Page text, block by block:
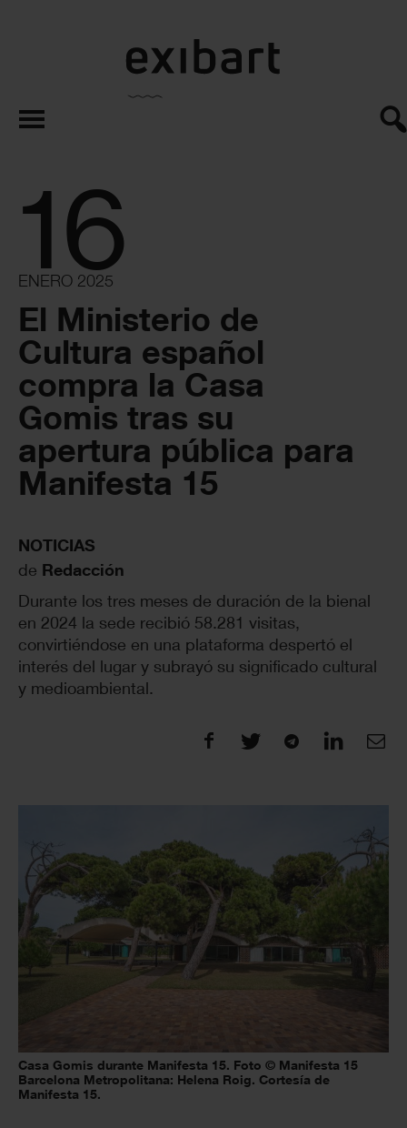
exibart.es
16
ENERO 2025
El Ministerio de
Cultura español
compra la Casa
Gomis tras su
apertura pública para
Manifesta 15
NOTICIAS
de Redacción
Durante los tres meses de duración de la bienal
en 2024 la sede recibió 58.281 visitas,
convirtiéndose en una plataforma despertó el
interés del lugar y subrayó su significado cultural
y medioambiental.
Casa Gomis durante Manifesta 15. Foto © Manifesta 15
Barcelona Metropolitana: Helena Roig. Cortesía de
Manifesta 15.